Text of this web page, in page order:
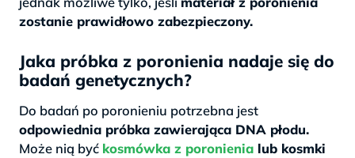
zostanie prawidłowo zabezpieczony.
Jaka próbka z poronienia nadaje się do
badań genetycznych?
Do badań po poronieniu potrzebna jest
odpowiednia próbka zawierająca DNA płodu.
Może nią być kosmówka z poronienia lub kosmki